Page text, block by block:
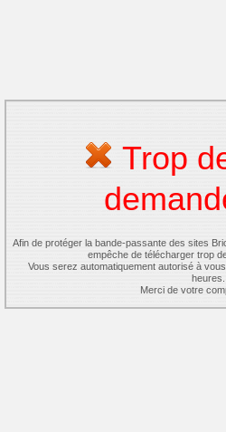
Trop
Afin de protéger la bande-passante des sites
empêche de télécharger trop
Vous serez automatiquement autorisé à
heures.
Merci de votre